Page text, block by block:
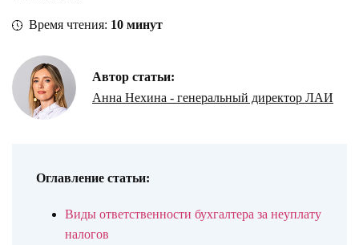
Время чтения: 10 минут
Автор статьи:
Анна Нехина - генеральный директор ЛАИ
Оглавление статьи:
Виды ответственности бухгалтера за неуплату
налогов